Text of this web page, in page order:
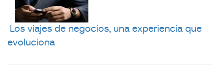
Los viajes de negocios, una experiencia que
evoluciona